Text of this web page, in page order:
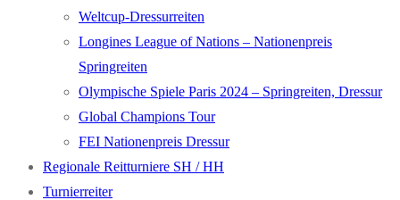
Weltcup-Dressurreiten
Longines League of Nations – Nationenpreis
Springreiten
Olympische Spiele Paris 2024 – Springreiten, Dressur
Global Champions Tour
FEI Nationenpreis Dressur
Regionale Reitturniere SH / HH
Turnierreiter